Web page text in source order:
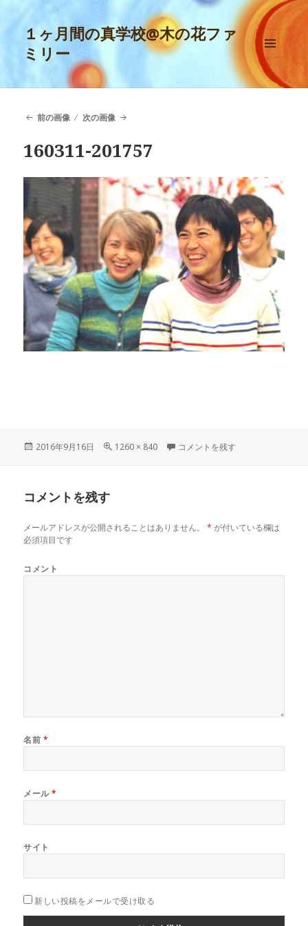
１ヶ月間の真学校@木の花ファ
ミリー
メニュ
ーとウ
ィジェ
前の画像
次の画像
160311-201757
投
2016年9月16日
フ
1260 × 840 160311-201757 に
コメントを残す
コメントを残す
メールアドレスが公開されることはありません。 * が付いている欄は
必須項目です
コメント
名前 *
メール*
サイト
新しい投稿をメールで受け取る